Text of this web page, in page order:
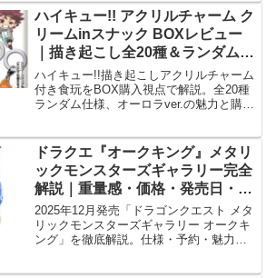
ハイキュー!! アクリルチャーム ク
リームinスナック BOXレビュー
｜描き起こし全20種＆ランダム注
意点を解説
ハイキュー!!描き起こしアクリルチャーム
付き食玩をBOX購入視点で解説。全20種
ランダム仕様、オーロラver.の魅力と購入
ドラクエ『オークキング』メタリ
ックモンスターズギャラリー完全
解説｜重量感・価格・発売日・予
約方法まとめ
2025年12月発売「ドラゴンクエスト メタ
リックモンスターズギャラリー オークキ
ング」を徹底解説。仕様・予約・魅力・